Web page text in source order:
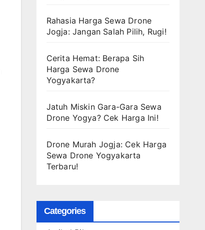
Rahasia Harga Sewa Drone
Jogja: Jangan Salah Pilih, Rugi!
Cerita Hemat: Berapa Sih
Harga Sewa Drone
Yogyakarta?
Jatuh Miskin Gara-Gara Sewa
Drone Yogya? Cek Harga Ini!
Drone Murah Jogja: Cek Harga
Sewa Drone Yogyakarta
Terbaru!
Categories